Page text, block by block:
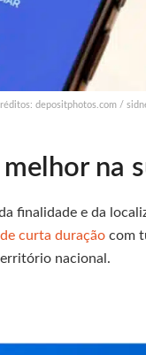
depositphotos.com /
na
finalidade e da
curta duração com
nacional.